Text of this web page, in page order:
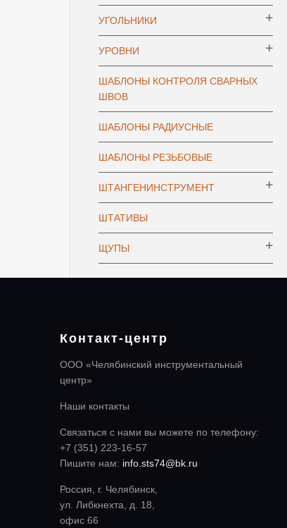
УГОЛЬНИКИ
УРОВНИ
ШАБЛОНЫ КОНТРОЛЯ СВАРНЫХ
ШВОВ
ШАБЛОНЫ РАДИУСНЫЕ
ШАБЛОНЫ РЕЗЬБОВЫЕ
ШТАНГЕНИНСТРУМЕНТ
ШТАТИВЫ
ЩУПЫ
Контакт-центр
ООО «Челябинский инструментальный
центр»
Наши контакты
Связаться с нами вы можете по телефону:
+7 (351) 223-16-57
Пишите нам: info.sts74@bk.ru
Россия, г. Челябинск,
ул. Либкнехта, д. 18,
офис 66